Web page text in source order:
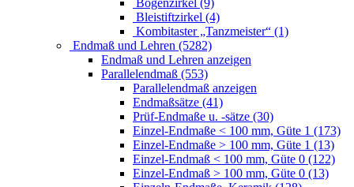
Bleistiftzirkel (4)
Kombitaster „Tanzmeister“ (1)
Endmaß und Lehren (5282)
Endmaß und Lehren anzeigen
Parallelendmaß (553)
Parallelendmaß anzeigen
Endmaßsätze (41)
Prüf-Endmaße u. -sätze (30)
Einzel-Endmaße < 100 mm, Güte 1 (173)
Einzel-Endmaße > 100 mm, Güte 1 (13)
Einzel-Endmaß < 100 mm, Güte 0 (122)
Einzel-Endmaß > 100 mm, Güte 0 (13)